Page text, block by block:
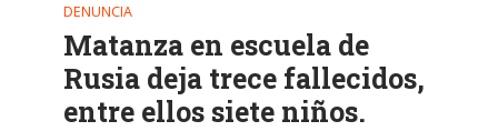
DENUNCIA
Matanza en escuela de
Rusia deja trece fallecidos,
entre ellos siete niños.